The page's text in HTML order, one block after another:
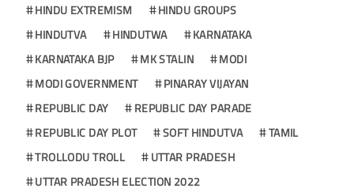
HINDU EXTREMISM
HINDU GROUPS
HINDUTVA
HINDUTWA
KARNATAKA
KARNATAKA BJP
MK STALIN
MODI
MODI GOVERNMENT
PINARAY VIJAYAN
REPUBLIC DAY
REPUBLIC DAY PARADE
REPUBLIC DAY PLOT
SOFT HINDUTVA
TAMIL
TROLLODU TROLL
UTTAR PRADESH
UTTAR PRADESH ELECTION 2022